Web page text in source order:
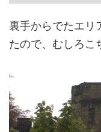
裏手からでたエリ
たので、むしろこ